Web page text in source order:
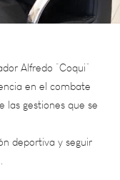
Alfredo “Coqui”
en el combate
gestiones que se
y seguir
.